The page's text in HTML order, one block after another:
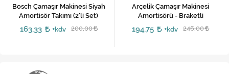
Bosch Çamaşır Makinesi Siyah
Amortisör Takımı (2'li Set)
163,33 +kdv 200,00
Arçelik Çamaşır Makinesi
Amortisörü - Braketli
194,75 +kdv 246,00